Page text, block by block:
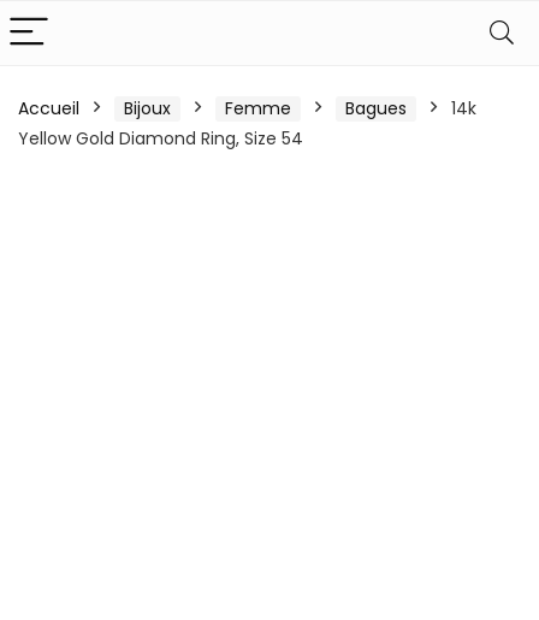
Accueil Bijoux Femme Bagues
14k
Yellow Gold Diamond Ring, Size 54